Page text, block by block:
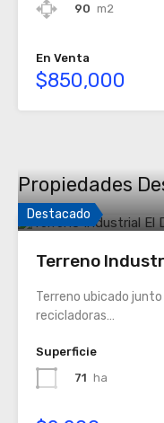
90 m2
En Venta
$850,000
Propiedades
Destacado
Terreno
Terreno ubicado
recicladoras…
Superficie
71 ha